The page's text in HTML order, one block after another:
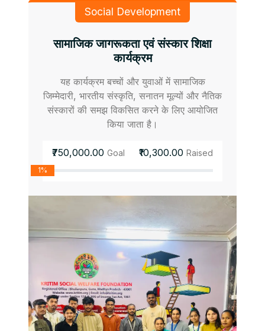
Social Development
सामाजिक जागरूकता एवं संस्कार शिक्षा
कार्यक्रम
यह कार्यक्रम बच्चों और युवाओं में सामाजिक
जिम्मेदारी, भारतीय संस्कृति, सनातन मूल्यों और नैतिक
संस्कारों की समझ विकसित करने के लिए आयोजित
किया जाता है।
₹750,000.00 Goal ₹10,300.00 Raised
1%